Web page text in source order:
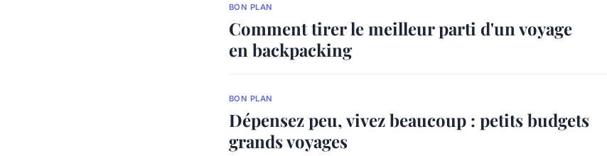
BON PLAN
Comment tirer le meilleur parti d'un voyage
en backpacking
BON PLAN
Dépensez peu, vivez beaucoup : petits budgets
grands voyages